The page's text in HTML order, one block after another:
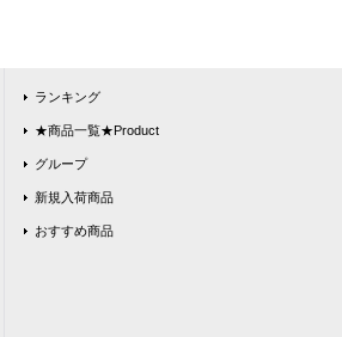
ランキング
★商品一覧★Product
グループ
新規入荷商品
おすすめ商品